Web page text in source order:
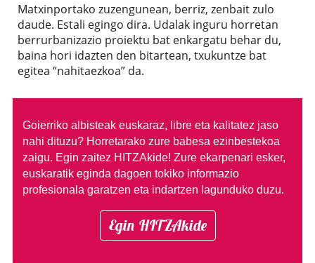
Matxinportako zuzengunean, berriz, zenbait zulo
daude. Estali egingo dira. Udalak inguru horretan
berrurbanizazio proiektu bat enkargatu behar du,
baina hori idazten den bitartean, txukuntze bat
egitea “nahitaezkoa” da.
Goierriko albisteak euskaraz, libre eta kalitatez jaso
nahi dituzu? Horretarako zure babesa ezinbestekoa
zaigu. Egin zaitez HITZAkide! Zure ekarpenari esker,
euskaratik eginda dagoen tokiko informazio
profesionala garatzen eta indartzen lagunduko duzu.
Egin HITZAkide